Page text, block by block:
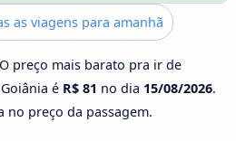
as viagens para amanhã
preço mais barato pra ir de
é R$ 81 no dia 15/08/2026.
no preço da passagem.